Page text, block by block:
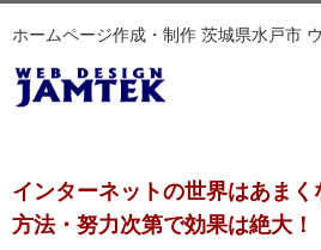
ホームページ作成・制作 茨城県水戸市
インターネットの世界はあま
方法・努力次第で効果は絶大！